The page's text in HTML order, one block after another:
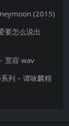
(2015)
要怎么说出
宽容 wav
列 – 谭咏麟精